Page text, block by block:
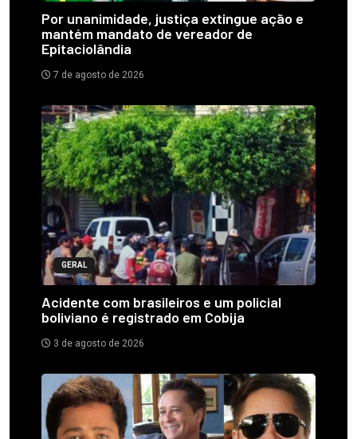
Por unanimidade, justiça extingue ação e
mantém mandato de vereador de
Epitaciolândia
7 de agosto de 2026
GERAL
Acidente com brasileiros e um policial
boliviano é registrado em Cobija
3 de agosto de 2026